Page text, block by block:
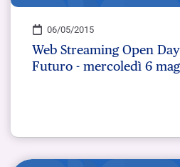
06/05/2015
Web Streaming Open
Futuro - mercoledì 6